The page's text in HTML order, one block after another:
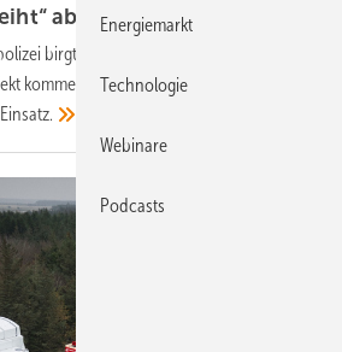
abgestürzt
birgt Teilstück des havarierten Blattes
kommen erstmals Anlagen vom Typ
Einsatz.
Energiemarkt
Technologie
Webinare
Podcasts